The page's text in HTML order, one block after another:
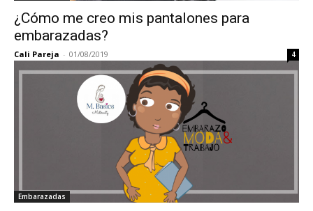
¿Cómo me creo mis pantalones para
embarazadas?
Cali Pareja - 01/08/2019 4
Embarazadas